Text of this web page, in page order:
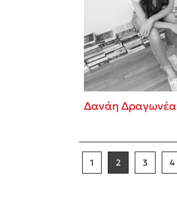
Δανάη Δραγωνέα
1 2 3 4